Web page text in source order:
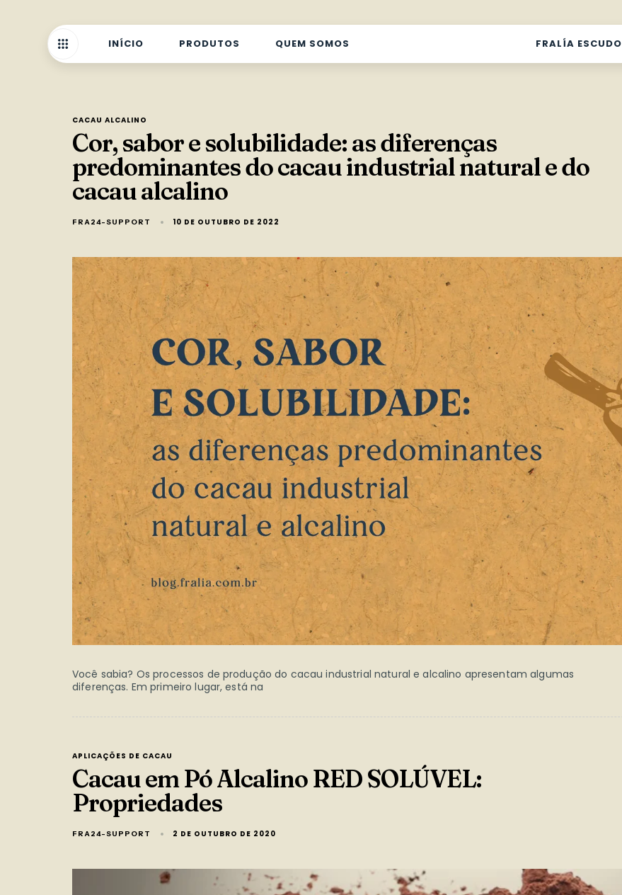
INÍCIO PRODUTOS QUEM SOMOS FRALÍA ESCUDO
CACAU ALCALINO
Cor, sabor e solubilidade: as diferenças
predominantes do cacau industrial natural e do
cacau alcalino
FRA24-SUPPORT 10 DE OUTUBRO DE 2022
Você sabia? Os processos de produção do cacau industrial natural e alcalino apresentam algumas
diferenças. Em primeiro lugar, está na
APLICAÇÕES DE CACAU
Cacau em Pó Alcalino RED SOLÚVEL:
Propriedades
FRA24-SUPPORT 2 DE OUTUBRO DE 2020